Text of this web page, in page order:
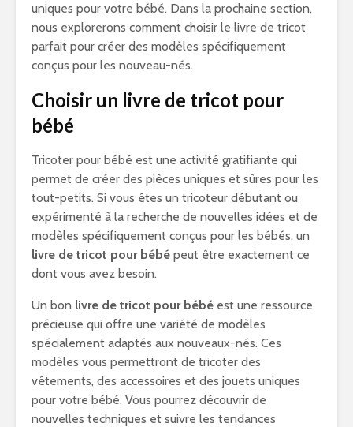
uniques pour votre bébé. Dans la prochaine section,
nous explorerons comment choisir le livre de tricot
parfait pour créer des modèles spécifiquement
conçus pour les nouveau-nés.
Choisir un livre de tricot pour
bébé
Tricoter pour bébé est une activité gratifiante qui
permet de créer des pièces uniques et sûres pour les
tout-petits. Si vous êtes un tricoteur débutant ou
expérimenté à la recherche de nouvelles idées et de
modèles spécifiquement conçus pour les bébés, un
livre de tricot pour bébé peut être exactement ce
dont vous avez besoin.
Un bon livre de tricot pour bébé est une ressource
précieuse qui offre une variété de modèles
spécialement adaptés aux nouveaux-nés. Ces
modèles vous permettront de tricoter des
vêtements, des accessoires et des jouets uniques
pour votre bébé. Vous pourrez découvrir de
nouvelles techniques et suivre les tendances